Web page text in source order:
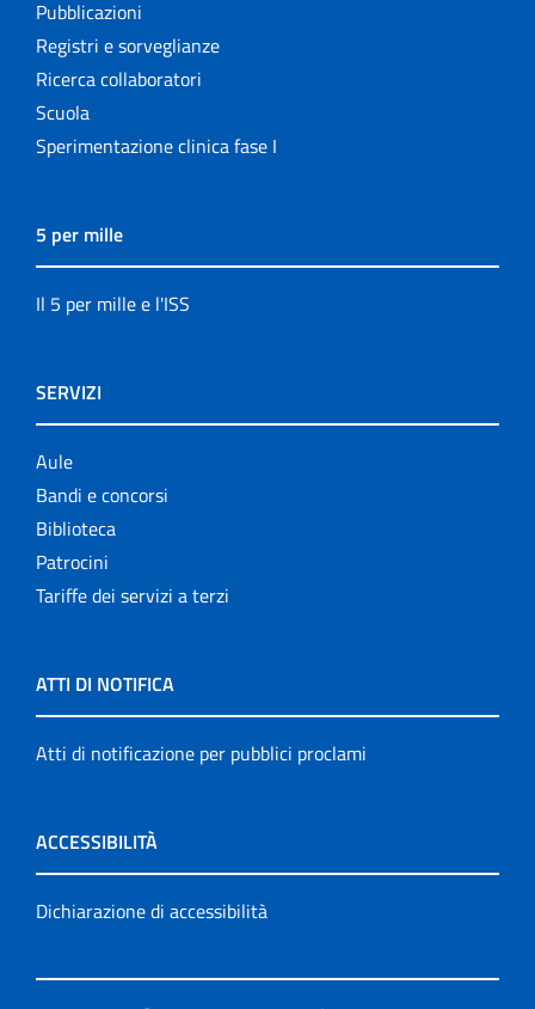
Pubblicazioni
Registri e sorveglianze
Ricerca collaboratori
Scuola
Sperimentazione clinica fase I
5 per mille
Il 5 per mille e l'ISS
SERVIZI
Aule
Bandi e concorsi
Biblioteca
Patrocini
Tariffe dei servizi a terzi
ATTI DI NOTIFICA
Atti di notificazione per pubblici proclami
ACCESSIBILITÀ
Dichiarazione di accessibilità